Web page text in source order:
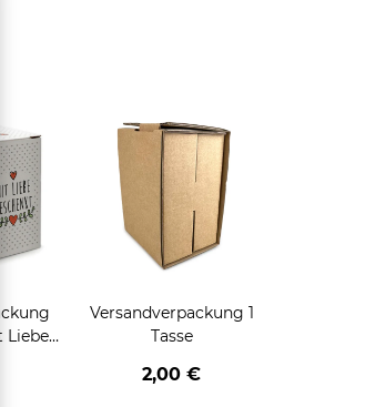
Liebe
Versandverpackung 1
Tasse
2,00 €